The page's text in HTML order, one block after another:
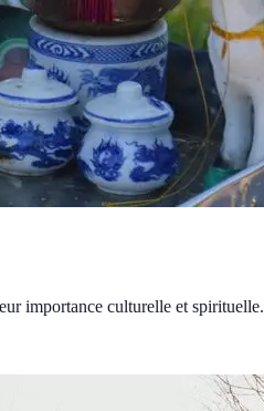
importance culturelle et spirituelle.